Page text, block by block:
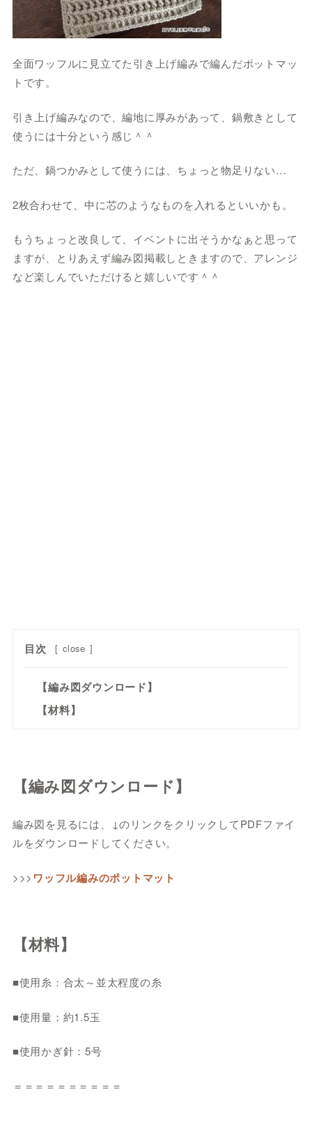
全面ワッフルに見立てた引き上げ編みで編んだポットマッ
トです。
引き上げ編みなので、編地に厚みがあって、鍋敷きとして
使うには十分という感じ＾＾
ただ、鍋つかみとして使うには、ちょっと物足りない…
2枚合わせて、中に芯のようなものを入れるといいかも。
もうちょっと改良して、イベントに出そうかなぁと思って
ますが、とりあえず編み図掲載しときますので、アレンジ
など楽しんでいただけると嬉しいです＾＾
目次 [ close ]
【編み図ダウンロード】
【材料】
【編み図ダウンロード】
編み図を見るには、↓のリンクをクリックしてPDFファイ
ルをダウンロードしてください。
>>> ワッフル編みのポットマット
【材料】
■使用糸：合太～並太程度の糸
■使用量：約1.5玉
■使用かぎ針：5号
＝＝＝＝＝＝＝＝＝＝